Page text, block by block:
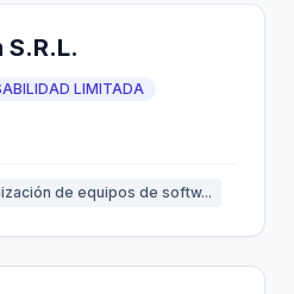
LIMITADA
de equipos de softw...